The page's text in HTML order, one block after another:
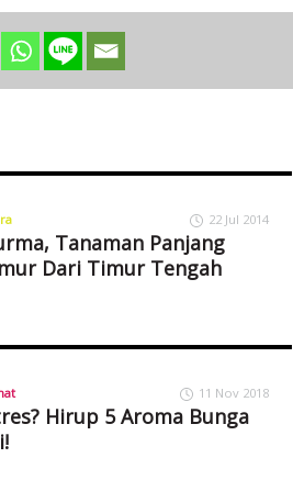
22 Jul 2014
Tanaman Panjang
Dari Timur Tengah
11 Nov 2018
Hirup 5 Aroma Bunga